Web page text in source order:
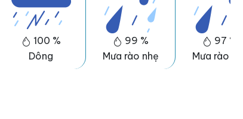
100 %
Dông
99 %
Mưa rào nhẹ
97 %
Mưa rào nhẹ